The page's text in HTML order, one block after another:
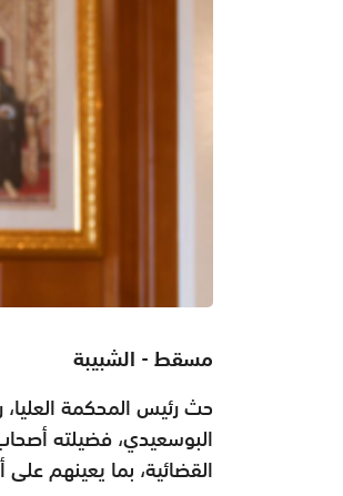
مسقط - الشبيبة
حث رئيس المحكمة
البوسعيدي، فضيلته
القضائية، بما يعينهم